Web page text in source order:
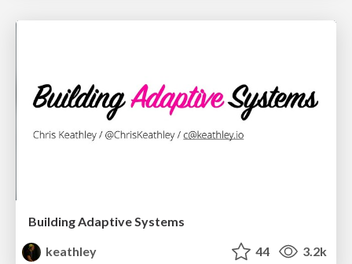
Building Adaptive Systems
keathley
44 3.2k